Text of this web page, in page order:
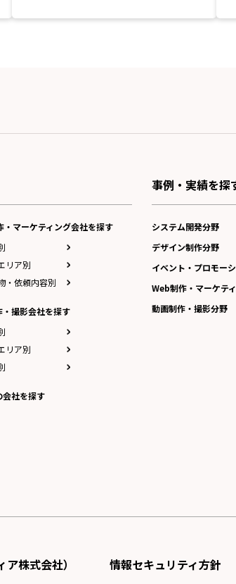
・マーケティング会社を探す
リア別
・依頼内容別
・撮影会社を探す
リア別
会社を探す
事例・実績を探
システム開発分野
デザイン制作分野
イベント・プロモー
Web制作・マーケテ
動画制作・撮影分野
株式会社） 情報セキュリティ方針